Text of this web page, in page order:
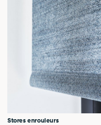
Stores enrouleurs